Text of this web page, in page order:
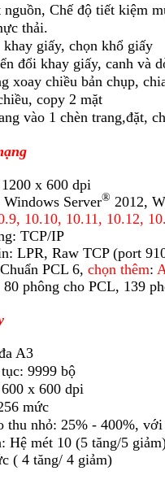
Chế độ tiết kiệm
thải.
giấy, chọn khổ giấy
đổi khay giấy, canh và
xoay chiều bản chụp,
copy 2 mặt
vào 1 chèn trang,đặt,
1200 x 600 dpi
Windows Server® 2012,
10.10, 10.11, 10.12,
TCP/IP
LPR, Raw TCP (port
Chuẩn PCL 6, chọn thêm:
80 phông cho PCL, 139
A3
9999 bộ
600 x 600 dpi
mức
thu nhỏ: 25% - 400%, với
Hệ mét 10 (5 tăng/5
( 4 tăng/ 4 giảm)